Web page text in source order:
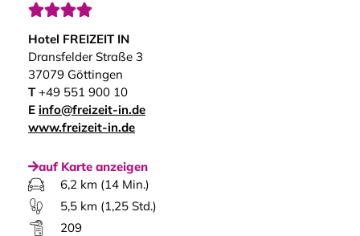

Hotel FREIZEIT IN
Dransfelder Straße 3
37079 Göttingen
T+49 551 900 10
E info@freizeit-in.de
www.freizeit-in.de
auf Karte anzeigen
6,2 km (14 Min.)
5,5 km (1,25 Std.)
209